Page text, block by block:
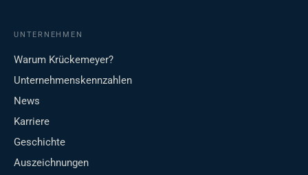
UNTERNEHMEN
Warum Krückemeyer?
Unternehmenskennzahlen
News
Karriere
Geschichte
Auszeichnungen